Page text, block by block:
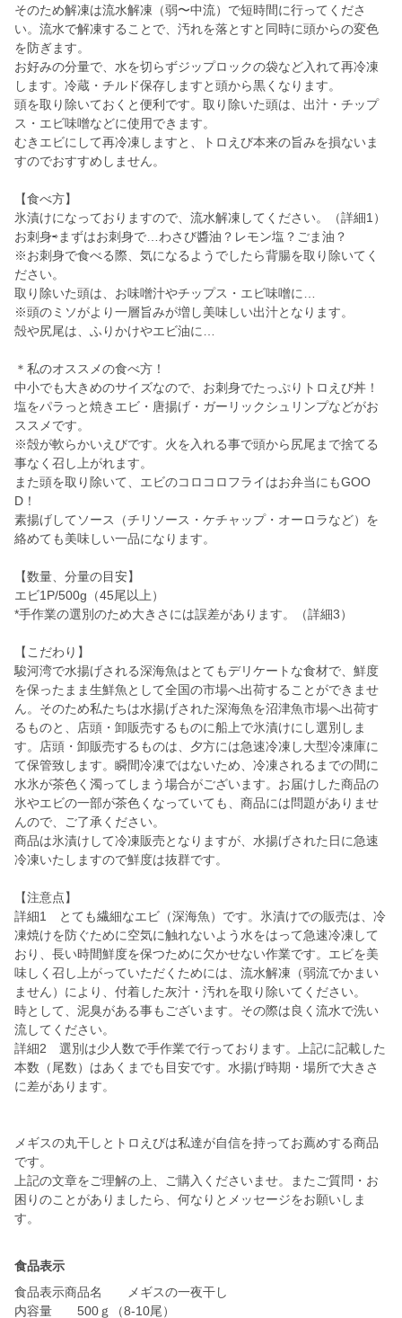
そのため解凍は流水解凍（弱〜中流）で短時間に行ってくださ
い。流水で解凍することで、汚れを落とすと同時に頭からの変色
を防ぎます。
お好みの分量で、水を切らずジップロックの袋など入れて再冷凍
します。冷蔵・チルド保存しますと頭から黒くなります。
頭を取り除いておくと便利です。取り除いた頭は、出汁・チップ
ス・エビ味噌などに使用できます。
むきエビにして再冷凍しますと、トロえび本来の旨みを損ないま
すのでおすすめしません。
【食べ方】
氷漬けになっておりますので、流水解凍してください。（詳細1）
お刺身⇨まずはお刺身で…わさび醬油？レモン塩？ごま油？
※お刺身で食べる際、気になるようでしたら背腸を取り除いてく
ださい。
取り除いた頭は、お味噌汁やチップス・エビ味噌に…
※頭のミソがより一層旨みが増し美味しい出汁となります。
殻や尻尾は、ふりかけやエビ油に…
＊私のオススメの食べ方！
中小でも大きめのサイズなので、お刺身でたっぷりトロえび丼！
塩をパラっと焼きエビ・唐揚げ・ガーリックシュリンプなどがお
ススメです。
※殻が軟らかいえびです。火を入れる事で頭から尻尾まで捨てる
事なく召し上がれます。
また頭を取り除いて、エビのコロコロフライはお弁当にもGOO
D！
素揚げしてソース（チリソース・ケチャップ・オーロラなど）を
絡めても美味しい一品になります。
【数量、分量の目安】
エビ1P/500g（45尾以上）
*手作業の選別のため大きさには誤差があります。（詳細3）
【こだわり】
駿河湾で水揚げされる深海魚はとてもデリケートな食材で、鮮度
を保ったまま生鮮魚として全国の市場へ出荷することができませ
ん。そのため私たちは水揚げされた深海魚を沼津魚市場へ出荷す
るものと、店頭・卸販売するものに船上で氷漬けにし選別しま
す。店頭・卸販売するものは、夕方には急速冷凍し大型冷凍庫に
て保管致します。瞬間冷凍ではないため、冷凍されるまでの間に
水氷が茶色く濁ってしまう場合がございます。お届けした商品の
氷やエビの一部が茶色くなっていても、商品には問題がありませ
んので、ご了承ください。
商品は氷漬けして冷凍販売となりますが、水揚げされた日に急速
冷凍いたしますので鮮度は抜群です。
【注意点】
詳細1 とても繊細なエビ（深海魚）です。氷漬けでの販売は、冷
凍焼けを防ぐために空気に触れないよう水をはって急速冷凍して
おり、長い時間鮮度を保つために欠かせない作業です。エビを美
味しく召し上がっていただくためには、流水解凍（弱流でかまい
ません）により、付着した灰汁・汚れを取り除いてください。
時として、泥臭がある事もございます。その際は良く流水で洗い
流してください。
詳細2 選別は少人数で手作業で行っております。上記に記載した
本数（尾数）はあくまでも目安です。水揚げ時期・場所で大きさ
に差があります。
メギスの丸干しとトロえびは私達が自信を持ってお薦めする商品
です。
上記の文章をご理解の上、ご購入くださいませ。またご質問・お
困りのことがありましたら、何なりとメッセージをお願いしま
す。
食品表示
食品表示商品名 メギスの一夜干し
内容量 500ｇ（8-10尾）